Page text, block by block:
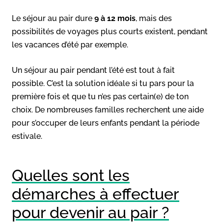
Le séjour au pair dure 9 à 12 mois, mais des
possibilités de voyages plus courts existent, pendant
les vacances d’été par exemple.
Un séjour au pair pendant l’été est tout à fait
possible. C’est la solution idéale si tu pars pour la
première fois et que tu n’es pas certain(e) de ton
choix. De nombreuses familles recherchent une aide
pour s’occuper de leurs enfants pendant la période
estivale.
Quelles sont les
démarches à effectuer
pour devenir au pair ?